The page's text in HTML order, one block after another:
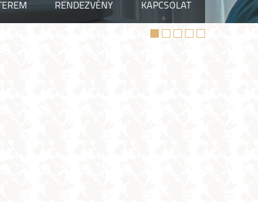
RENDEZVÉNY KAPCSOLAT